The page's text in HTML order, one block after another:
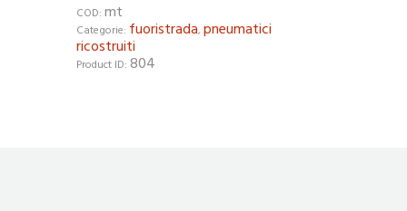
COD: mt
Categorie: fuoristrada, pneumatici
ricostruiti
Product ID: 804